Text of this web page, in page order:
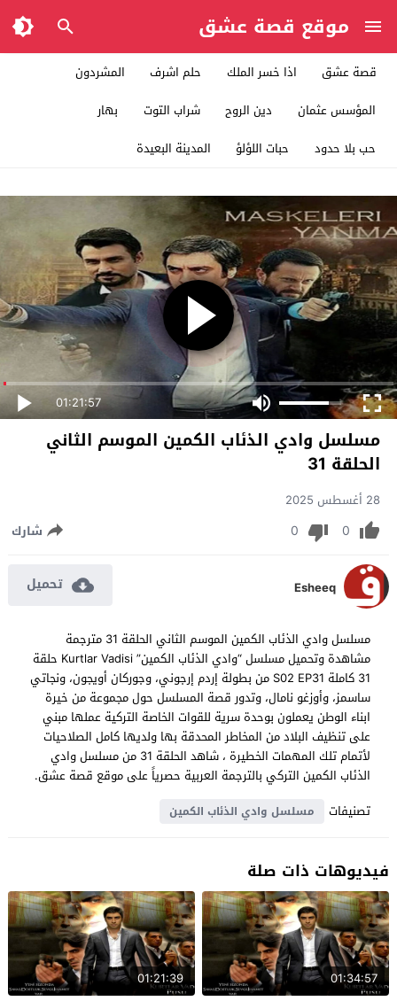
موقع قصة عشق
قصة عشق اذا خسر الملك حلم اشرف
المشردون
المؤسس عثمان
دين الروح شراب التوت
بهار
حب بلا حدود
حبات اللؤلؤ المدينة البعيدة
01:21:57
مسلسل وادي الذئاب الكمين الموسم الثاني
الحلقة 31
28 أغسطس 2025
0
0 شارك
Esheeq تحميل
مسلسل وادي الذئاب الكمين الموسم الثاني الحلقة 31 مترجمة
مشاهدة وتحميل مسلسل “وادي الذئاب الكمين” Kurtlar Vadisi حلقة
31 كاملة S02 EP31 من بطولة إردم إرجوني، وجوركان أويجون، ونجاتي
ساسمز، وأوزغو نامال، وتدور قصة المسلسل حول مجموعة من خيرة
ابناء الوطن يعملون بوحدة سرية للقوات الخاصة التركية عملها مبني
على تنظيف البلاد من المخاطر المحدقة بها ولديها كامل الصلاحيات
لأتمام تلك المهمات الخطيرة ، شاهد الحلقة 31 من مسلسل وادي
الذئاب الكمين التركي بالترجمة العربية حصرياً على موقع قصة عشق.
تصنيفات
مسلسل وادي الذئاب الكمين
فيديوهات ذات صلة
01:34:57
01:21:39